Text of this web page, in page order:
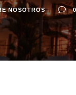
NOSOTROS 0